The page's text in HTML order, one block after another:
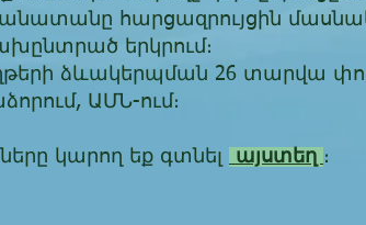
հարցազրույցին
երկրում։
ձևակերպման 26 տարվա
ԱՄՆ-ում։
կարող եք գտնել այստեղ ։